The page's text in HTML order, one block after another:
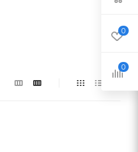
0
0